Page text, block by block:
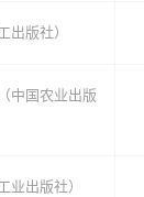
出版社）
中国农业出版
业出版社）